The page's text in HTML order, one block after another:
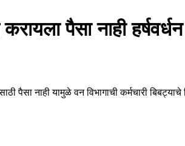
पैसा नाही हर्षवर्धन
नाही यामुळे वन विभागाची कर्मचारी बिबट्याचे